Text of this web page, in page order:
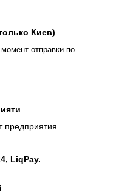
Киев)
отправки по
предприятия
LiqPay.